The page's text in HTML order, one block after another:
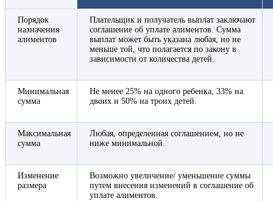
Порядок
назначения
алиментов
Плательщик и получатель выплат заключают
соглашение об уплате алиментов. Сумма
выплат может быть указана любая, но не
меньше той, что полагается по закону в
зависимости от количества детей.
Минимальная
сумма
Не менее 25% на одного ребенка, 33% на
двоих и 50% на троих детей.
Максимальная
сумма
Любая, определенная соглашением, но не
ниже минимальной.
Изменение
размера
Возможно увеличение/ уменьшение суммы
путем внесения изменений в соглашение об
уплате алиментов.